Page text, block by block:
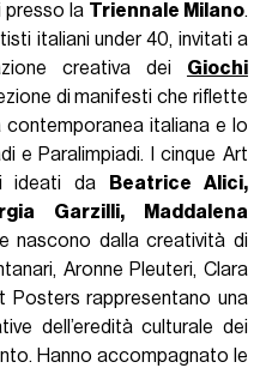
presso la Triennale Milano.
italiani under 40, invitati a
creativa dei Giochi
di manifesti che riflette
italiana e lo
e Paralimpiadi. I cinque Art
ideati da
Beatrice Alici,
Garzilli, Maddalena
e nascono dalla creatività di
Aronne Pleuteri, Clara
Posters rappresentano una
dell’eredità culturale dei
Hanno accompagnato le